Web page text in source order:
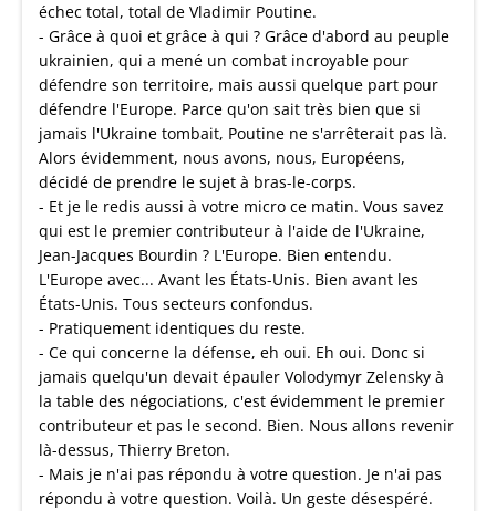
échec total, total de Vladimir Poutine.
- Grâce à quoi et grâce à qui ? Grâce d'abord au peuple
ukrainien, qui a mené un combat incroyable pour
défendre son territoire, mais aussi quelque part pour
défendre l'Europe. Parce qu'on sait très bien que si
jamais l'Ukraine tombait, Poutine ne s'arrêterait pas là.
Alors évidemment, nous avons, nous, Européens,
décidé de prendre le sujet à bras-le-corps.
- Et je le redis aussi à votre micro ce matin. Vous savez
qui est le premier contributeur à l'aide de l'Ukraine,
Jean-Jacques Bourdin ? L'Europe. Bien entendu.
L'Europe avec... Avant les États-Unis. Bien avant les
États-Unis. Tous secteurs confondus.
- Pratiquement identiques du reste.
- Ce qui concerne la défense, eh oui. Eh oui. Donc si
jamais quelqu'un devait épauler Volodymyr Zelensky à
la table des négociations, c'est évidemment le premier
contributeur et pas le second. Bien. Nous allons revenir
là-dessus, Thierry Breton.
- Mais je n'ai pas répondu à votre question. Je n'ai pas
répondu à votre question. Voilà. Un geste désespéré.